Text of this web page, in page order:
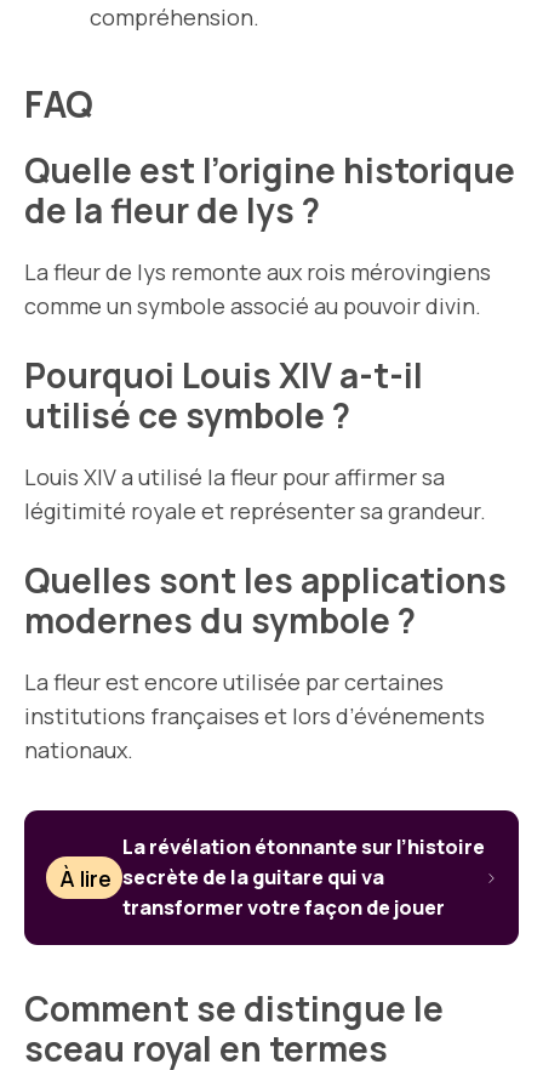
compréhension.
FAQ
Quelle est l’origine historique
de la fleur de lys ?
La fleur de lys remonte aux rois mérovingiens
comme un symbole associé au pouvoir divin.
Pourquoi Louis XIV a-t-il
utilisé ce symbole ?
Louis XIV a utilisé la fleur pour affirmer sa
légitimité royale et représenter sa grandeur.
Quelles sont les applications
modernes du symbole ?
La fleur est encore utilisée par certaines
institutions françaises et lors d’événements
nationaux.
À lire
La révélation étonnante sur l’histoire
secrète de la guitare qui va
transformer votre façon de jouer
Comment se distingue le
sceau royal en termes